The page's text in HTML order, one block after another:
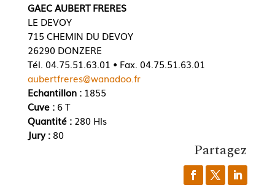
GAEC AUBERT FRERES
LE DEVOY
715 CHEMIN DU DEVOY
26290 DONZERE
Tél. 04.75.51.63.01 • Fax. 04.75.51.63.01
aubertfreres@wanadoo.fr
Echantillon :1855
Cuve : 6 T
Quantité : 280 Hls
Jury : 80
Partagez